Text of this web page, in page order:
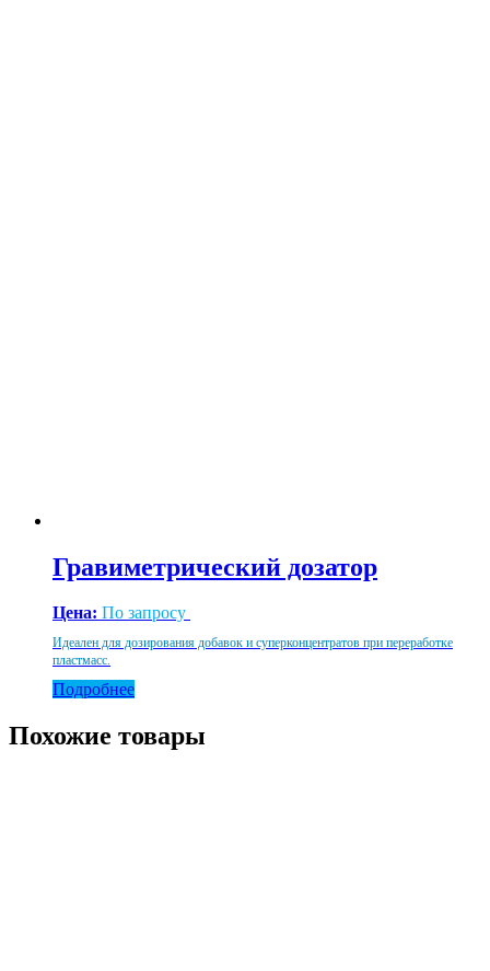
Гравиметрический дозатор
Цена: По запросу
Идеален для дозирования добавок и суперконцентратов при переработке
пластмасс.
Подробнее
Похожие товары